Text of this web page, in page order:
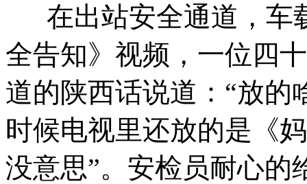
在出站安全通道，车
全告知》视频，一位四
道的陕西话说道：“放的
时候电视里还放的是《
没意思”。安检员耐心的